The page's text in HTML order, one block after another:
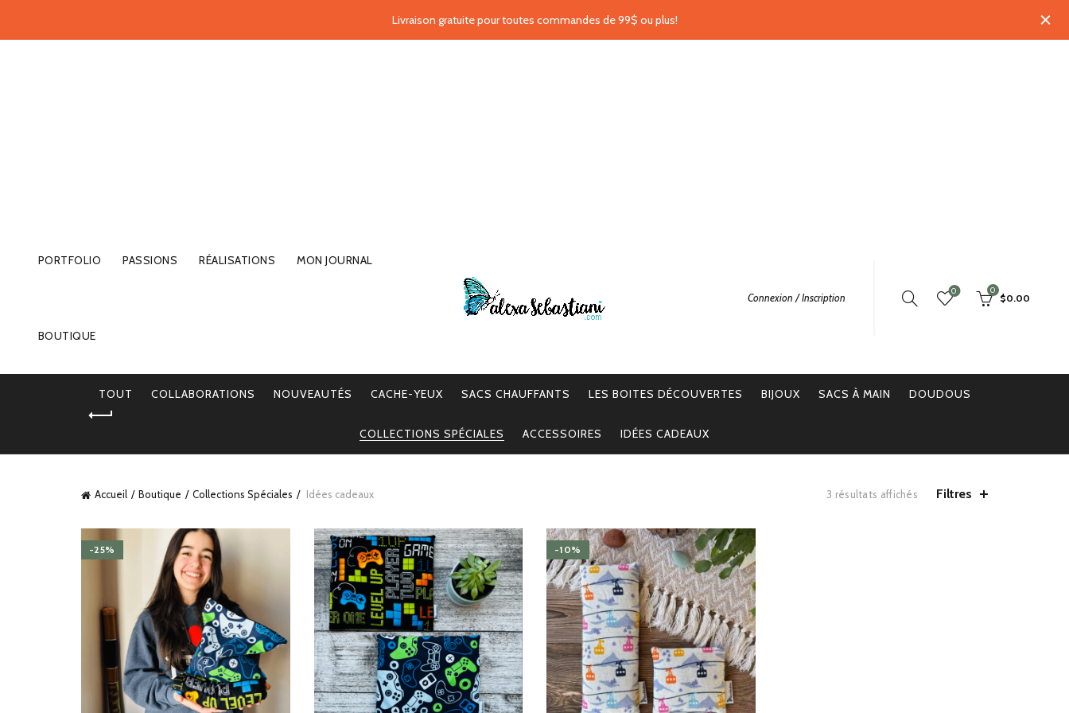
PORTFOLIO PASSIONS RÉALISATIONS MON JOURNAL
BOUTIQUE
Connexion / Inscription
0 0
$0.00
TOUT COLLABORATIONS NOUVEAUTÉS CACHE-YEUX SACS CHAUFFANTS LES BOITES DÉCOUVERTES BIJOUX SACS À MAIN DOUDOUS
COLLECTIONS SPÉCIALES ACCESSOIRES IDÉES CADEAUX
Accueil Boutique Collections Spéciales Idées cadeaux 3 résultats affichés Filtres
-25% -10%
Livraison gratuite pour toutes commandes de 99$ ou plus!